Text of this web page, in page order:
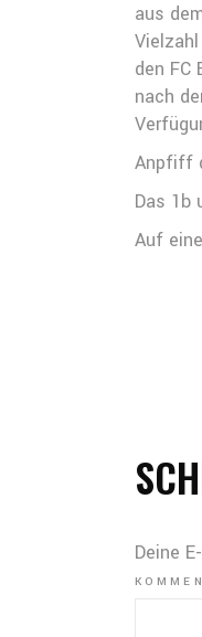
aus
den FC
nach
Anpfiff
Das 1b
Auf
Deine